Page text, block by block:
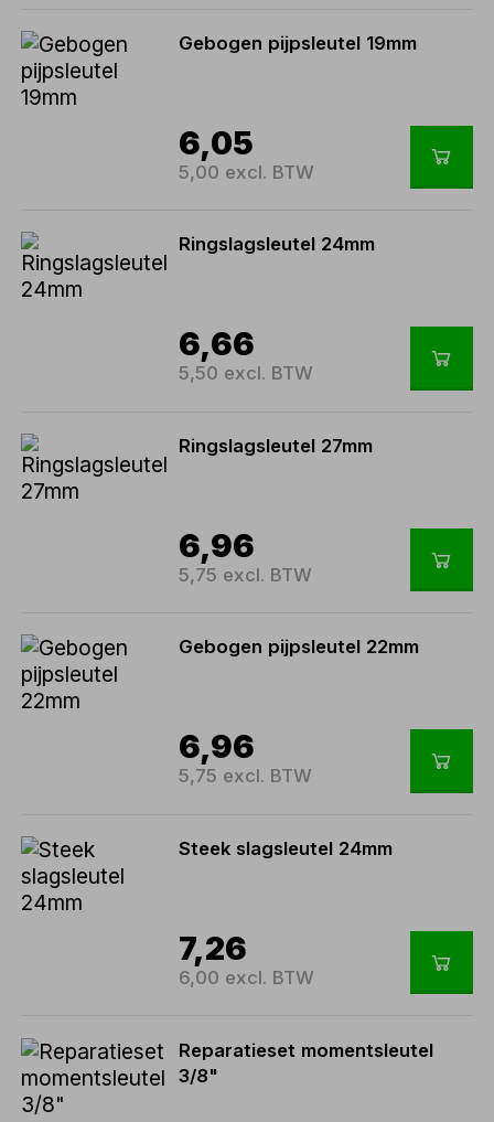
Gebogen pijpsleutel 19mm
6,05
5,00 excl. BTW
Ringslagsleutel 24mm
6,66
5,50 excl. BTW
Ringslagsleutel 27mm
6,96
5,75 excl. BTW
Gebogen pijpsleutel 22mm
6,96
5,75 excl. BTW
Steek slagsleutel 24mm
7,26
6,00 excl. BTW
Reparatieset momentsleutel
3/8"